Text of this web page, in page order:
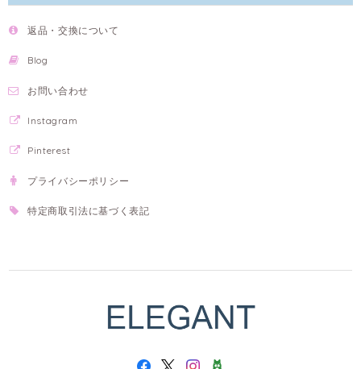
返品・交換について
Blog
お問い合わせ
Instagram
Pinterest
プライバシーポリシー
特定商取引法に基づく表記